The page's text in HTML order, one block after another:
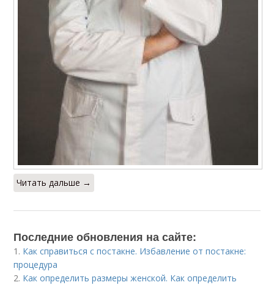
Читать дальше →
Последние обновления на сайте:
1. Как справиться с постакне. Избавление от постакне:
процедура
2. Как определить размеры женской. Как определить